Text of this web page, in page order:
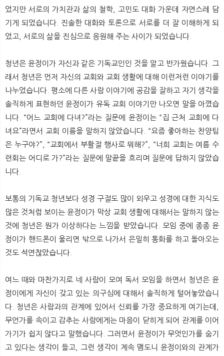
었지만 서로의 가치관과 삶의 철학, 고민도 대화 가운데 자연스레 담
기게 되었습니다. 진솔한 대화와 토론으로 서로를 더 잘 이해하게 되
었고, 서로의 삶을 진심으로 응원해 주는 사이가 되었습니다.
청년은 윤정이가 자신과 같은 기독교인인 것을 알고 반가웠습니다. 그
래서 청년은 먼저 자신의 교회와 교회 생활에 대해 이런저런 이야기를
나누었습니다. 평소에 다른 사람 이야기에 공감을 잘하고 자기 생각을
솔직하게 표현하던 윤정이가 유독 교회 이야기만 나오면 말을 아꼈습
니다. “어느 교회에 다녀?”라는 질문에 윤정이는 “집 근처 교회에 다
녀요”라면서 교회 이름을 말하지 않았습니다. “요즘 좋아하는 찬양팀
은 누구야?”, “교회에서 부활절 행사로 뭐해?”, “너희 교회는 여름 수
련회는 어디로 가?”라는 질문에 말끝을 흐리며 질문에 답하지 않았습
니다.
보통의 기독교 청년보다 성경 구절도 많이 외우고 성경에 대한 지식도
많은 것처럼 보이는 윤정이가 막상 교회 생활에 대해서는 말하지 않는
것에 청년은 뭔가 이상하다는 느낌을 받았습니다. 모임 중에 종종 윤
정이가 핸드폰이 울리면 밖으로 나가서 은밀히 통화를 하고 돌아오는
것도 석연찮았습니다.
여느 때와 마찬가지로 네 사람이 모여 독서 모임을 하면서 청년은 윤
정이에게 자신이 갖고 있는 의구심에 대해서 솔직하게 털어놓았습니
다. 청년은 사람과의 관계에 있어서 신뢰를 가장 중요하게 여기는데,
무언가를 속이고 감추는 사람에게는 마음이 닫히게 되어 관계를 이어
가기가 쉽지 않다고 말했습니다. 그러면서 윤정이가 무엇인가를 숨기
고 있다는 생각이 들고, 그런 생각이 계속 맴도니 윤정이와의 관계가